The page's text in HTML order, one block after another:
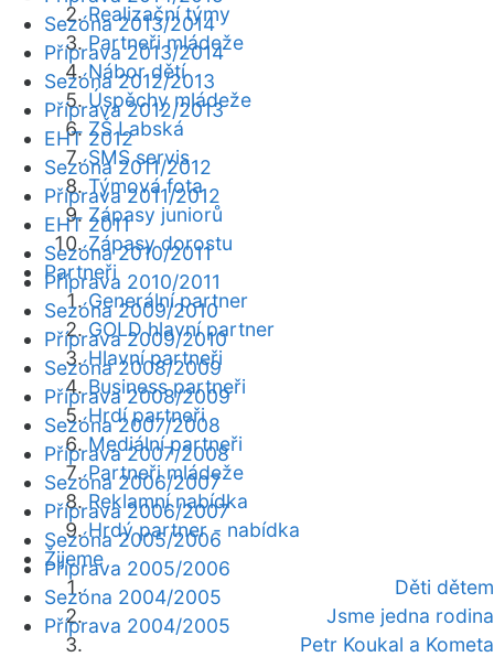
Realizační týmy
Partneři mládeže
Nábor dětí
Úspěchy mládeže
ZŠ Labská
SMS servis
Týmová fota
Zápasy juniorů
Zápasy dorostu
Partneři
Generální partner
GOLD hlavní partner
Hlavní partneři
Business partneři
Hrdí partneři
Mediální partneři
Partneři mládeže
Reklamní nabídka
Hrdý partner - nabídka
Žijeme
Děti dětem
Jsme jedna rodina
Petr Koukal a Kometa
Sezóna 2013/2014
Příprava 2013/2014
Sezóna 2012/2013
Příprava 2012/2013
EHT 2012
Sezóna 2011/2012
Příprava 2011/2012
EHT 2011
Sezóna 2010/2011
Příprava 2010/2011
Sezóna 2009/2010
Příprava 2009/2010
Sezóna 2008/2009
Příprava 2008/2009
Sezóna 2007/2008
Příprava 2007/2008
Sezóna 2006/2007
Příprava 2006/2007
Sezóna 2005/2006
Příprava 2005/2006
Sezóna 2004/2005
Příprava 2004/2005